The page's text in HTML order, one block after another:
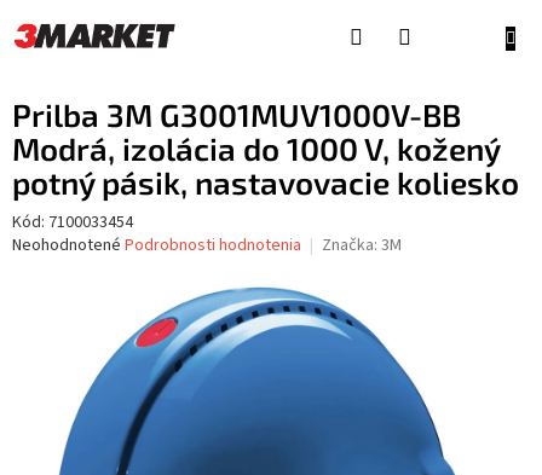
na
obsah
Prilba 3M G3001MUV1000V-BB
Modrá, izolácia do 1000 V, kožený
potný pásik, nastavovacie koliesko
Kód: 7100033454
Priemerné
hviezdičiek.
Neohodnotené Podrobnosti hodnotenia Značka: 3M